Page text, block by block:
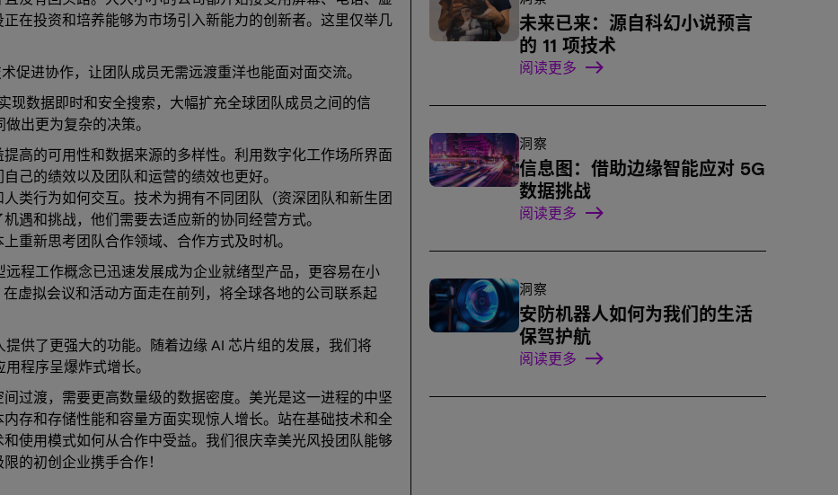
在投资和培养能够为市场引入新能力的创新者。这里仅举几
促进协作，让团队成员无需远渡重洋也能面对面交流。
现数据即时和安全搜索，大幅扩充全球团队成员之间的信
出更为复杂的决策。
高的可用性和数据来源的多样性。利用数字化工作场所界面
己的绩效以及团队和运营的绩效也更好。
类行为如何交互。技术为拥有不同团队（资深团队和新生团
遇和挑战，他们需要去适应新的协同经营方式。
重新思考团队合作领域、合作方式及时机。
程工作概念已迅速发展成为企业就绪型产品，更容易在小
在虚拟会议和活动方面走在前列，将全球各地的公司联系起
供了更强大的功能。随着边缘 AI 芯片组的发展，我们将
程序呈爆炸式增长。
过渡，需要更高数量级的数据密度。美光是这一进程的中坚
存和存储性能和容量方面实现惊人增长。站在基础技术和全
使用模式如何从合作中受益。我们很庆幸美光风投团队能够
的初创企业携手合作！
未来已来：源自科幻小说预言
的 11 项技术
阅读更多
洞察
信息图：借助边缘智能应对 5G
数据挑战
阅读更多
洞察
安防机器人如何为我们的生活
保驾护航
阅读更多